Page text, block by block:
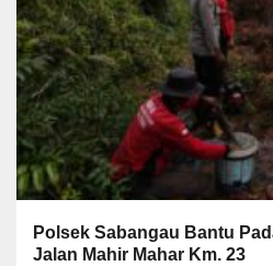
Polsek Sabangau Bantu
Jalan Mahir Mahar Km. 23